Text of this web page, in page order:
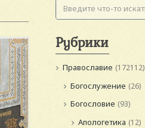
Рубрики
Православие (172112)
Богослужение (26)
Богословие (93)
Апологетика (12)